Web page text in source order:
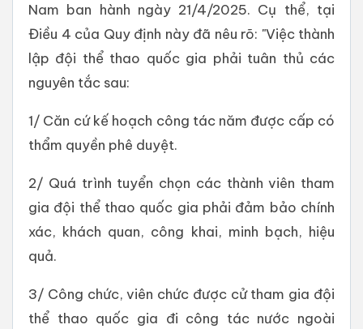
Nam ban hành ngày 21/4/2025. Cụ thể, tại
Điều 4 của Quy định này đã nêu rõ: "Việc thành
lập đội thể thao quốc gia phải tuân thủ các
nguyên tắc sau:
1/ Căn cứ kế hoạch công tác năm được cấp có
thẩm quyền phê duyệt.
2/ Quá trình tuyển chọn các thành viên tham
gia đội thể thao quốc gia phải đảm bảo chính
xác, khách quan, công khai, minh bạch, hiệu
quả.
3/ Công chức, viên chức được cử tham gia đội
thể thao quốc gia đi công tác nước ngoài